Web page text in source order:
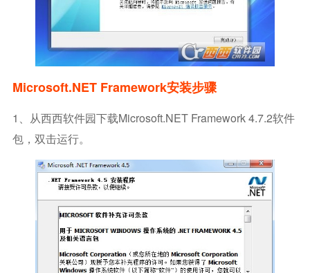
Microsoft.NET Framework安装步骤
1、从西西软件园下载Microsoft.NET Framework 4.7.2软件
包，双击运行。